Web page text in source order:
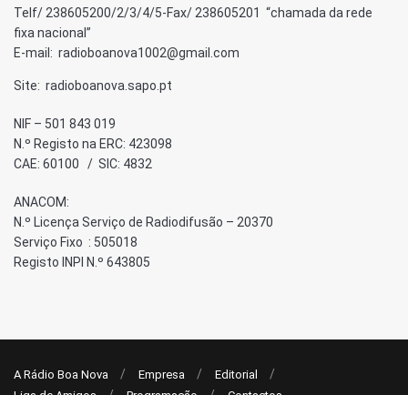
Telf/ 238605200/2/3/4/5-Fax/ 238605201 “chamada da rede
fixa nacional”
E-mail: radioboanova1002@gmail.com
Site: radioboanova.sapo.pt
NIF – 501 843 019
N.º Registo na ERC: 423098
CAE: 60100 / SIC: 4832
ANACOM:
N.º Licença Serviço de Radiodifusão – 20370
Serviço Fixo : 505018
Registo INPI N.º 643805
A Rádio Boa Nova Empresa
Editorial